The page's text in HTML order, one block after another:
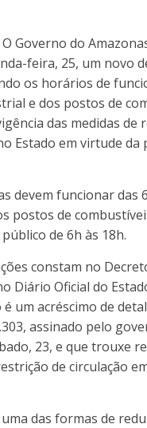
O Governo do
feira, 25, um novo
os horários de
e dos postos de
das medidas de
Estado em virtude da
devem funcionar das
postos de
de 6h às 18h.
constam no
Diário Oficial do
um acréscimo de
assinado pelo
23, e que trouxe
de circulação
das formas de